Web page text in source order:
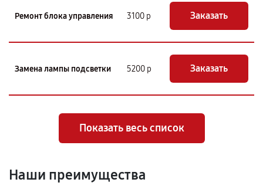
Ремонт блока управления 3100 р Заказать
Замена лампы подсветки 5200 р Заказать
Показать весь список
Наши преимущества